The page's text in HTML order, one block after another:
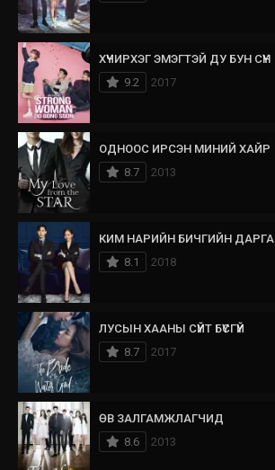
ХҮЧИРХЭГ ЭМЭГТЭЙ ДУ БУН СҮН
9.2
2017
ОДНООС ИРСЭН МИНИЙ ХАЙР
8.7
2013
КИМ НАРИЙН БИЧГИЙН ДАРГА
8.1
2018
ЛУСЫН ХААНЫ СҮЙТ БҮСГҮЙ
8.7
2017
ӨВ ЗАЛГАМЖЛАГЧИД
8.6
2013